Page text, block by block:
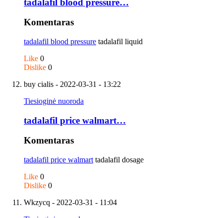
Komentaras
tadalafil blood pressure tadalafil liquid
Like 0
Dislike 0
buy cialis - 2022-03-31 - 13:22
Tiesioginė nuoroda
tadalafil price walmart…
Komentaras
tadalafil price walmart tadalafil dosage
Like 0
Dislike 0
Wkzycq - 2022-03-31 - 11:04